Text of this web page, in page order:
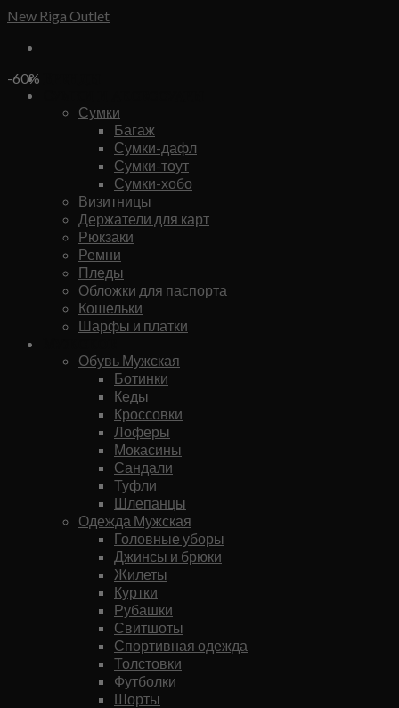
Skip
content
New Riga Outlet
Сумки
Багаж
Сумки-дафл
Сумки-тоут
Сумки-хобо
Визитницы
Держатели для карт
Рюкзаки
Ремни
Пледы
Обложки для паспорта
Кошельки
Шарфы и платки
Обувь Мужская
Ботинки
Кеды
Кроссовки
Лоферы
Мокасины
Сандали
Туфли
Шлепанцы
Одежда Мужская
Головные уборы
Джинсы и брюки
Жилеты
Куртки
Рубашки
Свитшоты
Спортивная одежда
Толстовки
Футболки
Шорты
-60%